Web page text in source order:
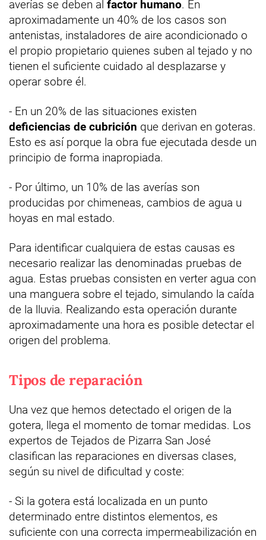
averías se deben al factor humano. En
aproximadamente un 40% de los casos son
antenistas, instaladores de aire acondicionado o
el propio propietario quienes suben al tejado y no
tienen el suficiente cuidado al desplazarse y
operar sobre él.
- En un 20% de las situaciones existen
deficiencias de cubrición que derivan en goteras.
Esto es así porque la obra fue ejecutada desde un
principio de forma inapropiada.
- Por último, un 10% de las averías son
producidas por chimeneas, cambios de agua u
hoyas en mal estado.
Para identificar cualquiera de estas causas es
necesario realizar las denominadas pruebas de
agua. Estas pruebas consisten en verter agua con
una manguera sobre el tejado, simulando la caída
de la lluvia. Realizando esta operación durante
aproximadamente una hora es posible detectar el
origen del problema.
Tipos de reparación
Una vez que hemos detectado el origen de la
gotera, llega el momento de tomar medidas. Los
expertos de Tejados de Pizarra San José
clasifican las reparaciones en diversas clases,
según su nivel de dificultad y coste:
- Si la gotera está localizada en un punto
determinado entre distintos elementos, es
suficiente con una correcta impermeabilización en